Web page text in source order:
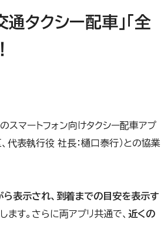
タクシー配車」「全
マートフォン向けタクシー配車アプ
代表執行役 社長：樋口泰行）との協業
表示され、到着までの目安を表示す
ます。さらに両アプリ共通で、 近くの